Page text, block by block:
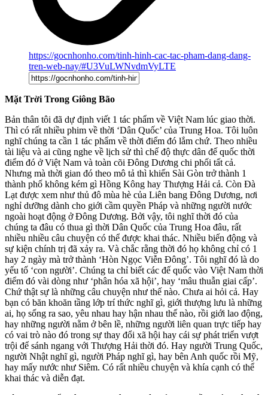
https://gocnhonho.com/tinh-hinh-cac-tac-pham-dang-dang-
tren-web-nay/#U3VuLWNvdmVyLTE
Mặt Trời Trong Giông Bão
Bản thân tôi đã dự định viết 1 tác phẩm về Việt Nam lúc giao thời.
Thì có rất nhiều phim về thời ‘Dân Quốc’ của Trung Hoa. Tôi luôn
nghĩ chúng ta cần 1 tác phẩm về thời điểm đó lắm chứ. Theo nhiều
tài liệu và ai cũng nghe về lịch sử thì chế độ thực dân đế quốc thời
điểm đó ở Việt Nam và toàn cõi Đông Dương chi phối tất cả.
Nhưng mà thời gian đó theo mô tả thì khiến Sài Gòn trở thành 1
thành phố không kém gì Hồng Kông hay Thượng Hải cả. Còn Đà
Lạt được xem như thủ đô mùa hè của Liên bang Đông Dương, nơi
nghỉ dưỡng dành cho giới cầm quyền Pháp và những người nước
ngoài hoạt động ở Đông Dương. Bởi vậy, tôi nghĩ thời đó của
chúng ta đâu có thua gì thời Dân Quốc của Trung Hoa đâu, rất
nhiều nhiều câu chuyện có thể được khai thác. Nhiều biến động và
sự kiện chính trị đã xảy ra. Và chắc rằng thời đó họ không chỉ có 1
hay 2 ngày mà trở thành ‘Hòn Ngọc Viễn Đông’. Tôi nghĩ đó là do
yếu tố ‘con người’. Chúng ta chỉ biết các đế quốc vào Việt Nam thời
điểm đó vài dòng như ‘phân hóa xã hội’, hay ‘mâu thuẫn giai cấp’.
Chứ thật sự là những câu chuyện như thế nào. Chưa ai hỏi cả. Hay
bạn có băn khoăn tầng lớp trí thức nghĩ gì, giới thượng lưu là những
ai, họ sống ra sao, yêu nhau hay hận nhau thế nào, rồi giới lao động,
hay những người nằm ở bên lề, những người liên quan trực tiếp hay
có vai trò nào đó trong sự thay đổi xã hội hay cái sự phát triển vượt
trội để sánh ngang với Thượng Hải thời đó. Hay người Trung Quốc,
người Nhật nghĩ gì, người Pháp nghĩ gì, hay bên Anh quốc rồi Mỹ,
hay mấy nước như Siêm. Có rất nhiều chuyện và khía cạnh có thể
khai thác và diễn đạt.